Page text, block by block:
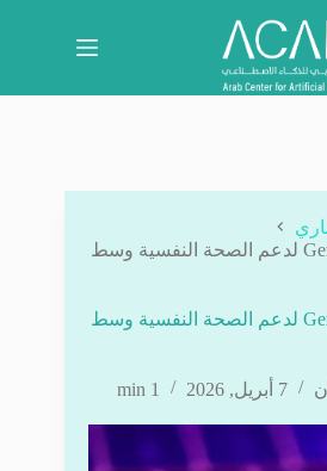
Google تعيد تصميم Gemini لدعم الصحة النفسية وسط
Google تعيد تصميم Gemini لدعم الصحة النفسية وسط
7 أبريل, 2026 1 min